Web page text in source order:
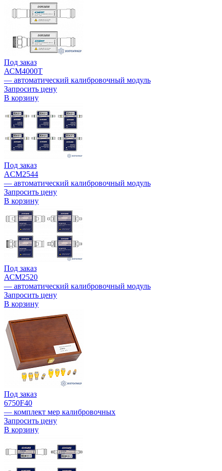
Под заказ
АСМ4000Т
— автоматический калибровочный модуль
Запросить цену
В корзину
Под заказ
ACM2544
— автоматический калибровочный модуль
Запросить цену
В корзину
Под заказ
АСМ2520
— автоматический калибровочный модуль
Запросить цену
В корзину
Под заказ
6750F40
— комплект мер калибровочных
Запросить цену
В корзину